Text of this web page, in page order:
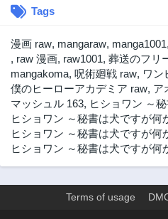
Tags
漫画 raw, mangaraw, manga1001,
, raw 漫画, raw1001, 葬送のフリ
mangakoma, 呪術廻戦 raw, ワン
僕のヒーローアカデミア raw, ア
マッシュル 163, ヒショワン ～
ヒショワン ～秘書は犬ですが何
ヒショワン ～秘書は犬ですが何
ヒショワン ～秘書は犬ですが何
Terms of usage